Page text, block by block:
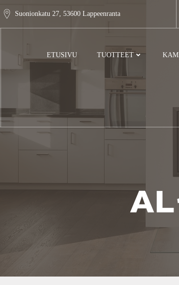
Suonionkatu 27, 53600 Lappeenranta
ETUSIVU TUOTTEET